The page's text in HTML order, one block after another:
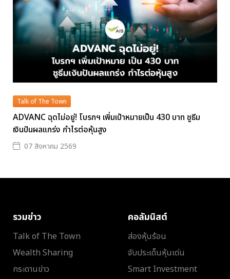
Talk of The Town
ADVANC ฉุดไม่อยู่! โบรกฯ เพิ่มเป้าหมายเป็น 430 บาท ชูธีม
เงินปันผลแกร่ง กำไรต่อหุ้นสูง
07 สิงหาคม 2569
รวมข่าว
Talk of The Town
Wealth Sharing
กระดานข่าว
คอลัมนิสต์
ส่องหุ้นร้อน
จับประเด็นหุ้นเด่น
Smart Investment